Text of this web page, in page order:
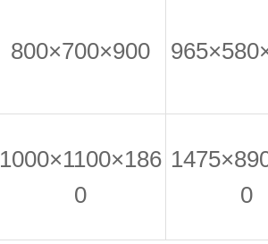
800×700×900
1000×1100×186
0
0